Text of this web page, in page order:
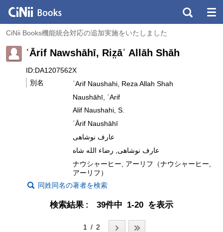
CiNii Books機能統合対応の追加実施をいたしました
ʿĀrif Nawshāhī, Riz̤āʾ Allāh Shāh
ID:DA1207562X
別名
ʿArif Naushahi, Reza Allah Shah
Naushāhī, ʿArif
Alif Naushahi, S.
ʿĀrif Naushāhī
عارف نوشاهی
عارف نوشاهی, رضاء الله شاه
ナウシャーヒー, アーリフ（ナウシャーヒー,
アーリフ）
同姓同名の著者を検索
検索結果 39件中 1-20 を表示
1 / 2